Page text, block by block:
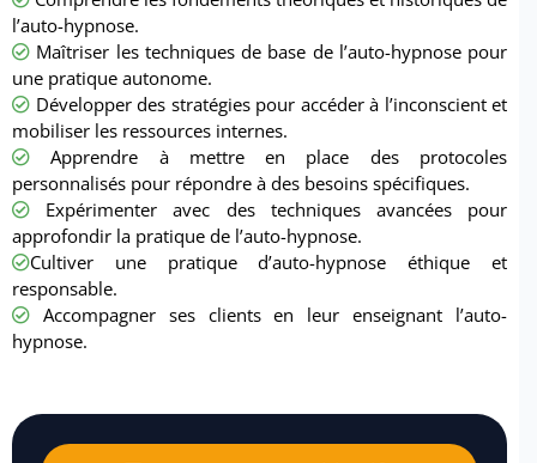
l’auto-hypnose.
Maîtriser les techniques de base de l’auto-hypnose pour
une pratique autonome.
Développer des stratégies pour accéder à l’inconscient et
mobiliser les ressources internes.
Apprendre à mettre en place des protocoles
personnalisés pour répondre à des besoins spécifiques.
Expérimenter avec des techniques avancées pour
approfondir la pratique de l’auto-hypnose.
Cultiver une pratique d’auto-hypnose éthique et
responsable.
Accompagner ses clients en leur enseignant l’auto-
hypnose.